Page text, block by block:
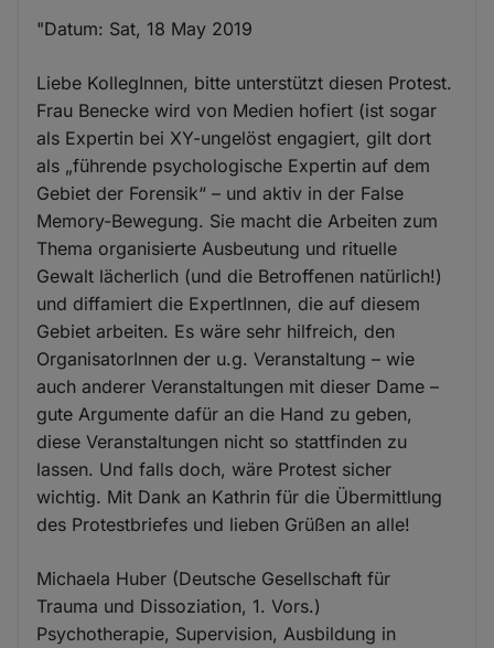
"Datum: Sat, 18 May 2019
Liebe KollegInnen, bitte unterstützt diesen Protest.
Frau Benecke wird von Medien hofiert (ist sogar
als Expertin bei XY-ungelöst engagiert, gilt dort
als „führende psychologische Expertin auf dem
Gebiet der Forensik“ – und aktiv in der False
Memory-Bewegung. Sie macht die Arbeiten zum
Thema organisierte Ausbeutung und rituelle
Gewalt lächerlich (und die Betroffenen natürlich!)
und diffamiert die ExpertInnen, die auf diesem
Gebiet arbeiten. Es wäre sehr hilfreich, den
OrganisatorInnen der u.g. Veranstaltung – wie
auch anderer Veranstaltungen mit dieser Dame –
gute Argumente dafür an die Hand zu geben,
diese Veranstaltungen nicht so stattfinden zu
lassen. Und falls doch, wäre Protest sicher
wichtig. Mit Dank an Kathrin für die Übermittlung
des Protestbriefes und lieben Grüßen an alle!
Michaela Huber (Deutsche Gesellschaft für
Trauma und Dissoziation, 1. Vors.)
Psychotherapie, Supervision, Ausbildung in